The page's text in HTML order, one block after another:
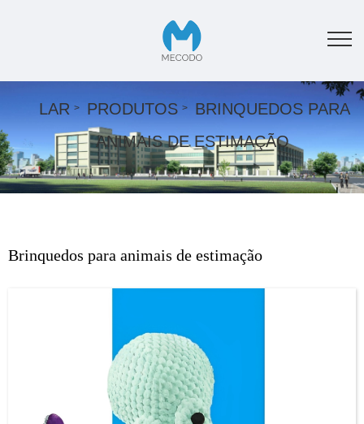
LAR PRODUTOS
BRINQUEDOS PARA
ANIMAIS DE ESTIMAÇÃO
Brinquedos para animais de estimação